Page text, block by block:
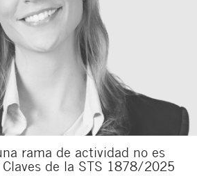
rama de actividad no es
Claves de la STS 1878/2025